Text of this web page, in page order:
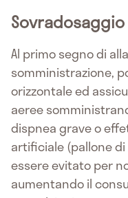
Sovradosaggio
Al primo segno di
somministrazione,
orizzontale ed
aeree
dispnea grave o
artificiale (pallone di
essere evitato per
aumentando il